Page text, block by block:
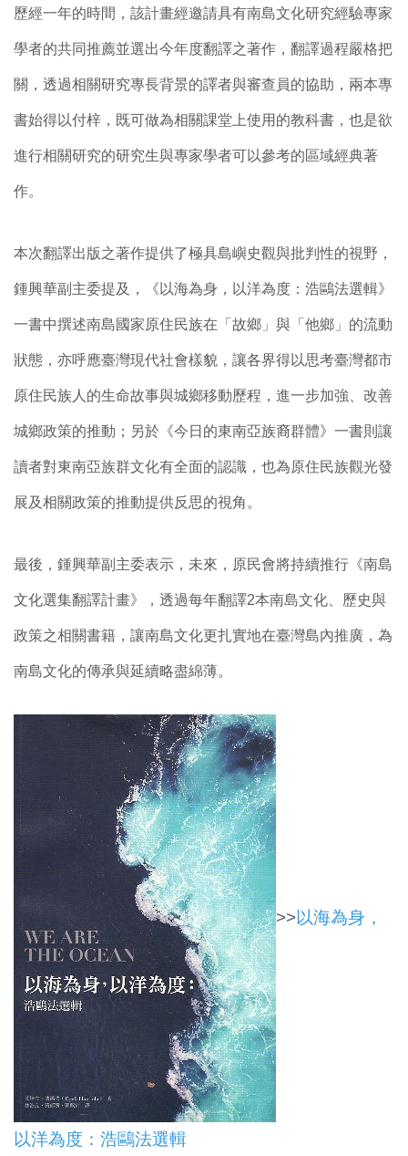
歷經一年的時間，該計畫經邀請具有南島文化研究經驗專家
學者的共同推薦並選出今年度翻譯之著作，翻譯過程嚴格把
關，透過相關研究專長背景的譯者與審查員的協助，兩本專
書始得以付梓，既可做為相關課堂上使用的教科書，也是欲
進行相關研究的研究生與專家學者可以參考的區域經典著
作。
本次翻譯出版之著作提供了極具島嶼史觀與批判性的視野，
鍾興華副主委提及，《以海為身，以洋為度：浩鷗法選輯》
一書中撰述南島國家原住民族在「故鄉」與「他鄉」的流動
狀態，亦呼應臺灣現代社會樣貌，讓各界得以思考臺灣都市
原住民族人的生命故事與城鄉移動歷程，進一步加強、改善
城鄉政策的推動；另於《今日的東南亞族裔群體》一書則讓
讀者對東南亞族群文化有全面的認識，也為原住民族觀光發
展及相關政策的推動提供反思的視角。
最後，鍾興華副主委表示，未來，原民會將持續推行《南島
文化選集翻譯計畫》，透過每年翻譯2本南島文化、歷史與
政策之相關書籍，讓南島文化更扎實地在臺灣島內推廣，為
南島文化的傳承與延續略盡綿薄。
>>以海為身，
以洋為度：浩鷗法選輯